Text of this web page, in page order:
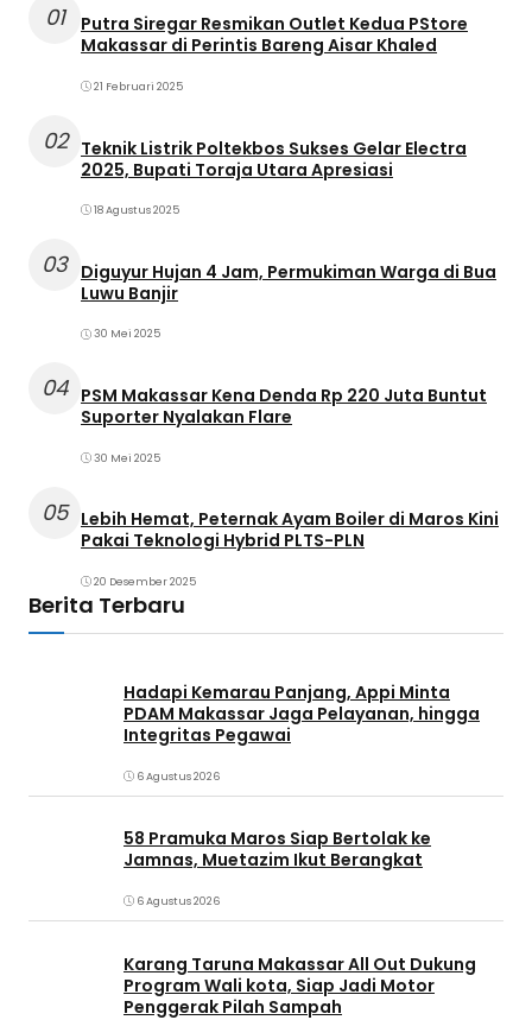
01
Putra Siregar Resmikan Outlet Kedua PStore
Makassar di Perintis Bareng Aisar Khaled
21 Februari 2025
02
Teknik Listrik Poltekbos Sukses Gelar Electra
2025, Bupati Toraja Utara Apresiasi
18 Agustus 2025
03 Diguyur Hujan 4 Jam, Permukiman Warga di Bua
Luwu Banjir
30 Mei 2025
04 PSM Makassar Kena Denda Rp 220 Juta Buntut
Suporter Nyalakan Flare
30 Mei 2025
05 Lebih Hemat, Peternak Ayam Boiler di Maros Kini
Pakai Teknologi Hybrid PLTS-PLN
20 Desember 2025
Berita Terbaru
Hadapi Kemarau Panjang, Appi Minta
PDAM Makassar Jaga Pelayanan, hingga
Integritas Pegawai
6 Agustus 2026
58 Pramuka Maros Siap Bertolak ke
Jamnas, Muetazim Ikut Berangkat
6 Agustus 2026
Karang Taruna Makassar All Out Dukung
Program Wali kota, Siap Jadi Motor
Penggerak Pilah Sampah